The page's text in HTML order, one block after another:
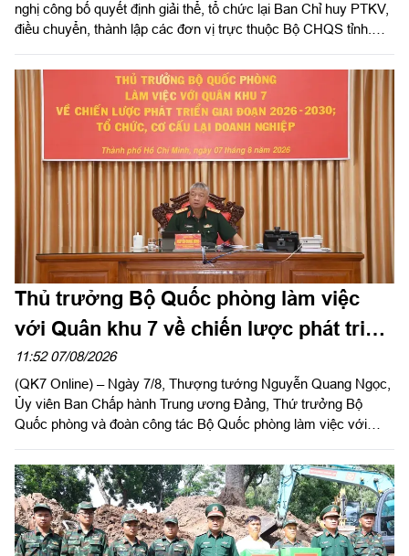
nghị công bố quyết định giải thể, tổ chức lại Ban Chỉ huy PTKV,
điều chuyển, thành lập các đơn vị trực thuộc Bộ CHQS tỉnh.
Tư lệnh, Tham mưu trưởng Quân khu dự và chỉ đạo hội nghị.
Thiếu tướng Đinh Hồng Tiếng, Ủy viên Thường vụ Tỉnh ủy, Chỉ
huy trưởng Bộ CHQS tỉnh Lâm Đồng chủ trì hội nghị.
Thủ trưởng Bộ Quốc phòng làm việc
với Quân khu 7 về chiến lược phát triển
giai đoạn 2026 – 2030, tổ chức, cơ cấu
lại doanh nghiệp
11:52 07/08/2026
(QK7 Online) – Ngày 7/8, Thượng tướng Nguyễn Quang Ngọc,
Ủy viên Ban Chấp hành Trung ương Đảng, Thứ trưởng Bộ
Quốc phòng và đoàn công tác Bộ Quốc phòng làm việc với
chức cơ cấu lại doanh nghiệp. Thiếu tướng Đặng Văn Lẫm, Ủy
viên Thường vụ Đảng ủy, Phó Tư lệnh Quân khu tiếp đoàn.